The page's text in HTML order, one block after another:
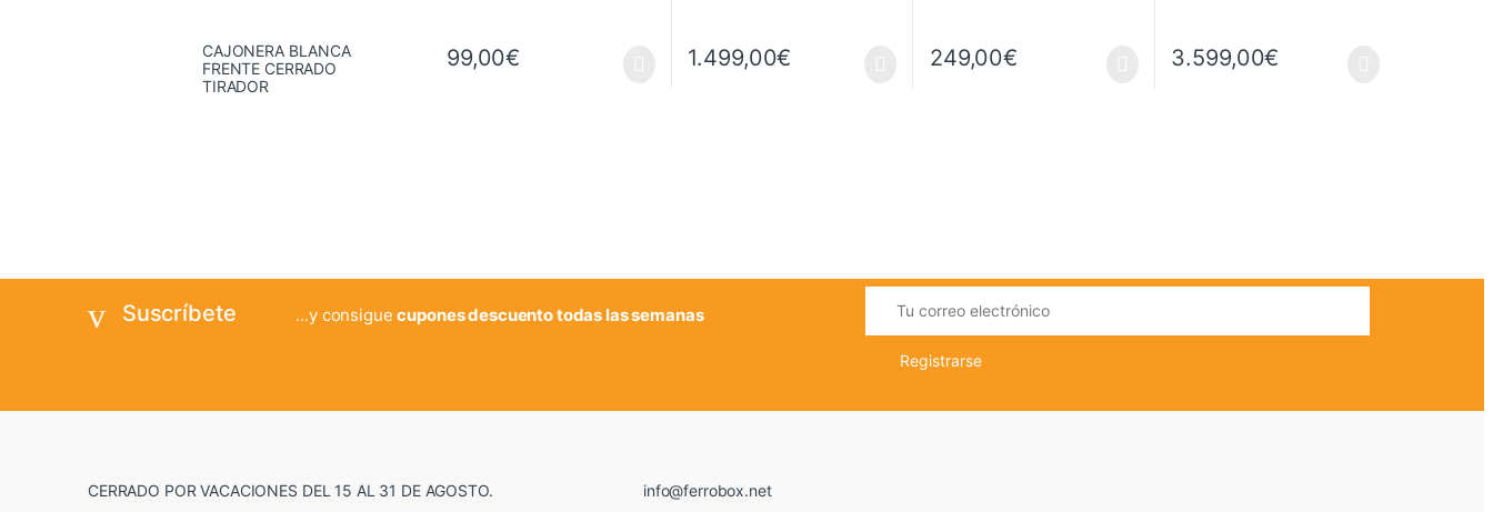
99,00€ 1.499,00€ 249,00€ 3.599,00€
CAJONERA BLANCA
FRENTE CERRADO
TIRADOR
Suscríbete ...y consiguecupones descuento todas las semanas
CERRADO POR VACACIONES DEL 15 AL 31 DE AGOSTO. info@ferrobox.net